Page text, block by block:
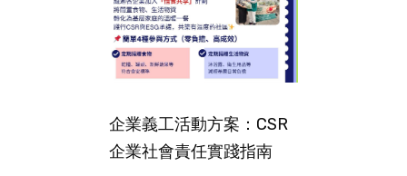
企業義工活動方案：CSR
企業社會責任實踐指南